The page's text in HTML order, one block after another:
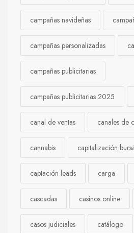
campañas navideñas
campañas personalizadas
campañas publicitarias
campañas publicitarias 2025
canal de ventas canales de
cannabis capitalización
captación leads carga
cascadas casinos online
casos judiciales catálogo